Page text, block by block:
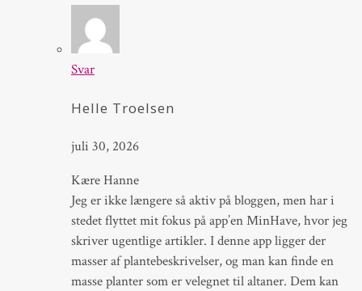
Svar
Helle Troelsen
juli 30, 2026
Kære Hanne
Jeg er ikke længere så aktiv på bloggen, men har i
stedet flyttet mit fokus på app’en MinHave, hvor jeg
skriver ugentlige artikler. I denne app ligger der
masser af plantebeskrivelser, og man kan finde en
masse planter som er velegnet til altaner. Dem kan